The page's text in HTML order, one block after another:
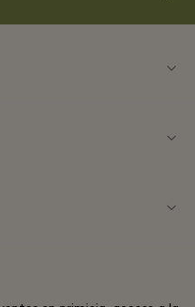
Village Membership